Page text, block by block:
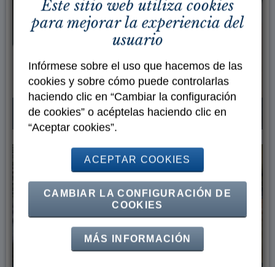
SOBRE LOS HIDROCOLOIDES
Este sitio web utiliza cookies
para mejorar la experiencia del
usuario
Infórmese sobre el uso que hacemos de las
cookies y sobre cómo puede controlarlas
haciendo clic en “Cambiar la configuración
de cookies” o acéptelas haciendo clic en
“Aceptar cookies”.
ACEPTAR COOKIES
CAMBIAR LA CONFIGURACIÓN DE
COOKIES
MÁS INFORMACIÓN